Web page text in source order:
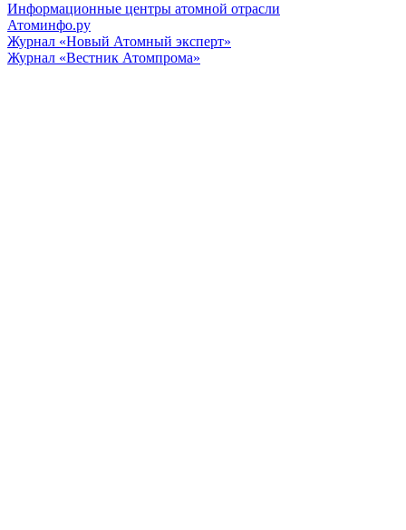
Информационные центры атомной отрасли
Атоминфо.ру
Журнал «Новый Атомный эксперт»
Журнал «Вестник Атомпрома»